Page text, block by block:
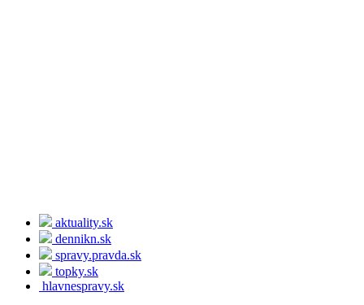
aktuality.sk
dennikn.sk
spravy.pravda.sk
topky.sk
hlavnespravy.sk